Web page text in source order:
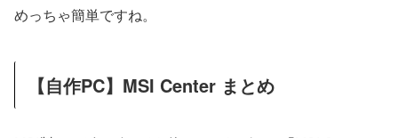
めっちゃ簡単ですね。
【自作PC】MSI Center まとめ